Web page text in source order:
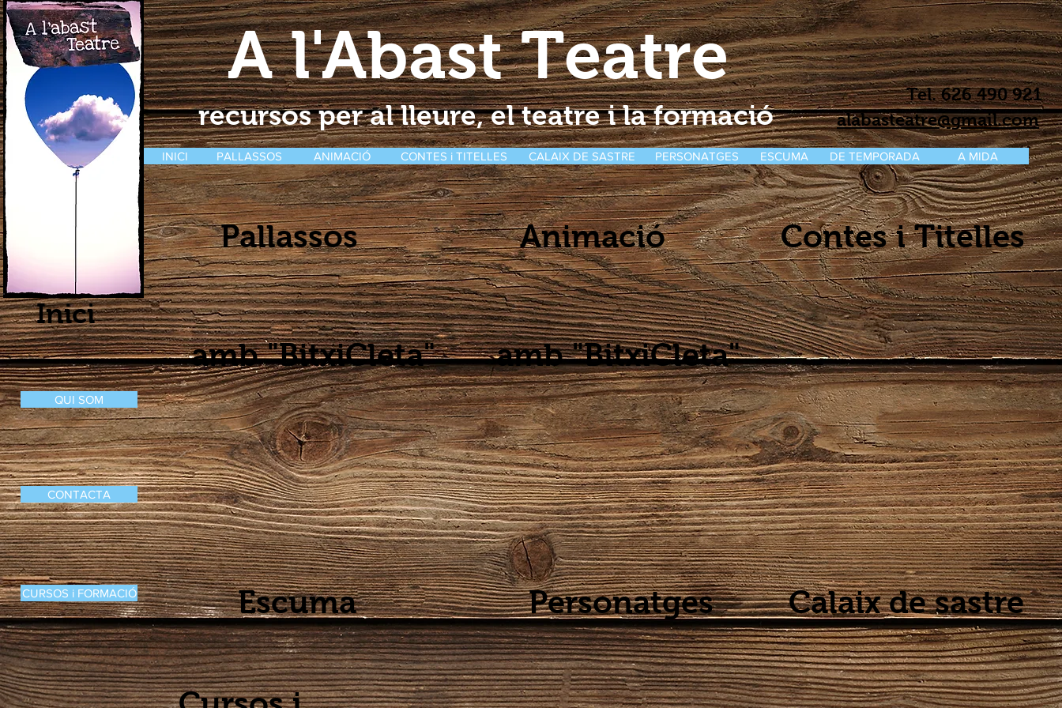
A l'Abast Teatre
recursos per al lleure, el teatre i la formació
INICI PALLASSOS ANIMACIÓ CONTES i TITELLES CALAIX DE SASTRE PERSONATGES ESCUMA
Tel. 626 490 921
alabasteatre@gmail.com
DE TEMPORADA A MIDA
Inici
QUI SOM
Pallassos
amb "BitxiCleta"
Animació
amb "BitxiCleta"
Contes i Titelles
CONTACTA
CURSOS i FORMACIÓ Escuma Personatges Calaix de sastre